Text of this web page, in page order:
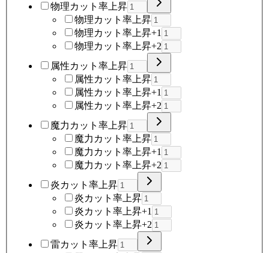
物理カット率上昇
物理カット率上昇
物理カット率上昇+1
物理カット率上昇+2
属性カット率上昇
属性カット率上昇
属性カット率上昇+1
属性カット率上昇+2
魔力カット率上昇
魔力カット率上昇
魔力カット率上昇+1
魔力カット率上昇+2
炎カット率上昇
炎カット率上昇
炎カット率上昇+1
炎カット率上昇+2
雷カット率上昇